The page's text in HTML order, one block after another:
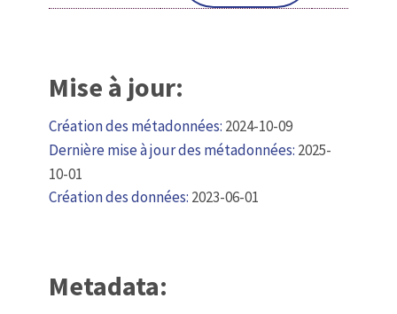
Mise à jour:
Création des métadonnées: 2024-10-09
Dernière mise à jour des métadonnées: 2025-
10-01
Création des données: 2023-06-01
Metadata: